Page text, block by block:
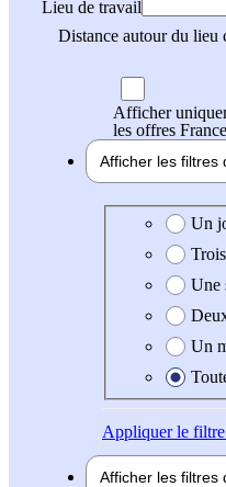
Lieu de travail
Distance autour du lieu
Afficher
les offres
Afficher les filtres
Date de
Un
Une
Un
Appliquerle filtre
Afficher les filtres